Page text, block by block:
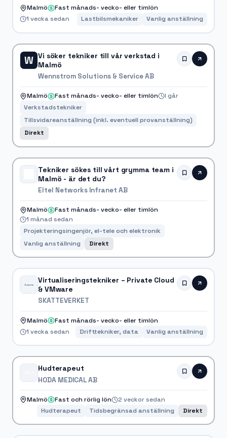
Malmö
Fast månads- vecko- eller timlön
1 vecka sedan
Lastbilsmekaniker Vanlig anställning
W Vi söker tekniker till vår verkstad i
Malmö
Wennstrom Solutions & Service AB
Malmö Fast månads- vecko- eller timlön
I går
Verkstadstekniker
Tillsvidareanställning (inkl. eventuell provanställning)
Direkt
Tekniker sökes till vårt grymma team i
Malmö - är det du?
Eltel Networks Infranet AB
Malmö
Fast månads- vecko- eller timlön
1 månad sedan
Projekteringsingenjör, el-tele och elektronik
Vanlig anställning
Direkt
Virtualiseringstekniker – Private Cloud
& VMware
SKATTEVERKET
Malmö
Fast månads- vecko- eller timlön
1 vecka sedan
Drifttekniker, data Vanlig anställning
Hudterapeut
HODA MEDICAL AB
Malmö Fast och rörlig lön
2 veckor sedan
Hudterapeut
Tidsbegränsad anställning Direkt